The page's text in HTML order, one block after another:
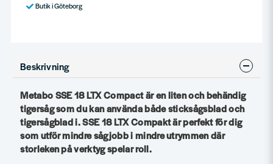
Butik i Göteborg
Beskrivning
Metabo SSE 18 LTX Compact är en liten och behändig
tigersåg som du kan använda både sticksågsblad och
tigersågblad i. SSE 18 LTX Compakt är perfekt för dig
som utför mindre sågjobb i mindre utrymmen där
storleken på verktyg spelar roll.